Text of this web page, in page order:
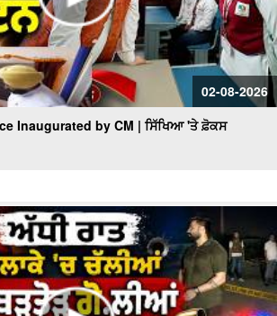
02-08-2026
Inaugurated by CM | ਸਿੱਖਿਆ 'ਤੇ ਫ਼ੋਕਸ